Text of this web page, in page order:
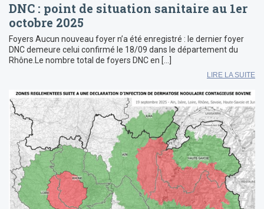
DNC : point de situation sanitaire au 1er
octobre 2025
Foyers Aucun nouveau foyer n’a été enregistré : le dernier foyer
DNC demeure celui confirmé le 18/09 dans le département du
Rhône.Le nombre total de foyers DNC en […]
LIRE LA SUITE